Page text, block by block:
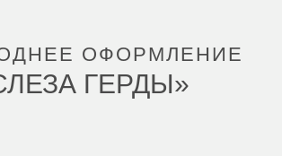
ОФОРМЛЕНИЕ
ГЕРДЫ»